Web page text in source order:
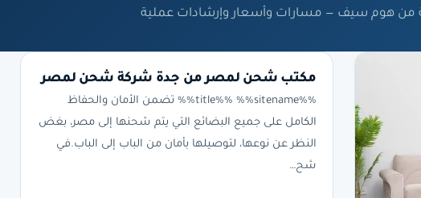
هوم سيف — مسارات وأسعار وإرشادات عملية
مكتب شحن لمصر من جدة شركة شحن لمصر
%%title%% %%sitename%% تضمن الأمان والحفاظ
الكامل على جميع البضائع التي يتم شحنها إلى مصر، بغض
النظر عن نوعها، لتوصيلها بأمان من الباب إلى الباب.في
شح…